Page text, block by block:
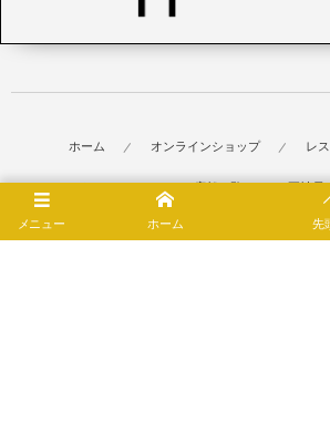
ホーム オンラインショップ レ
ワインセミナー 店舗一覧 正社員
sudre nicolas シュードル ニコラ シュードル
メニュー ホーム 先